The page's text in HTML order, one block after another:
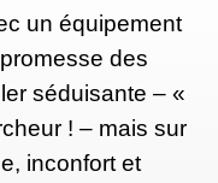
un équipement
des
séduisante – «
! – mais sur
inconfort et